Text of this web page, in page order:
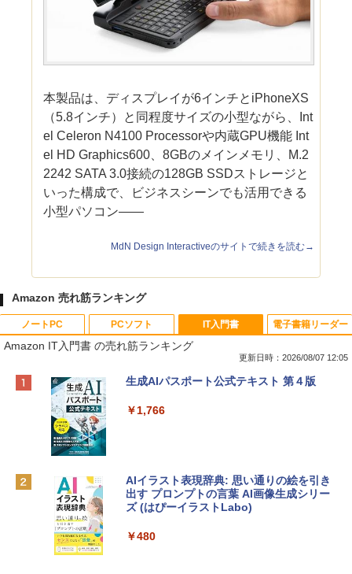
本製品は、ディスプレイが6インチとiPhoneXS
（5.8インチ）と同程度サイズの小型ながら、Int
el Celeron N4100 Processorや内蔵GPU機能 Int
el HD Graphics600、8GBのメインメモリ、M.2
2242 SATA 3.0接続の128GB SSDストレージと
いった構成で、ビジネスシーンでも活用できる
小型パソコン――
MdN Design Interactiveのサイトで続きを読む→
Amazon 売れ筋ランキング
ノートPC
Apple 2026 MacBook Neo A18 Proチッ
e Intelligence、Liquid Retinaディスプ
￥162,598
tomtoc 360°保護 15.6 16インチ パソコ
PCソフト
Robloxギフトカード - 800 Robux 【限
インゲームコード】 ロブロックス | オン
Microsoft Office Home & Business 202
4(最新 永続版)|オンラインコード版|Wind
IT入門書
Amazon IT入門書 の売れ筋ランキング
更新日時：2026/08/07 12:05
生成AIパスポート公式テキスト 第４版
￥1,766
AIイラスト表現辞典: 思い通りの絵を引き
出す プロンプトの言葉 AI画像生成シリー
ズ (はぴーイラストLabo)
￥480
電子書籍リーダー